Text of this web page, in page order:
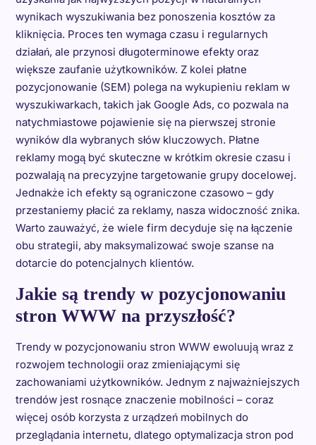
wynikach wyszukiwania bez ponoszenia kosztów za
kliknięcia. Proces ten wymaga czasu i regularnych
działań, ale przynosi długoterminowe efekty oraz
większe zaufanie użytkowników. Z kolei płatne
pozycjonowanie (SEM) polega na wykupieniu reklam w
wyszukiwarkach, takich jak Google Ads, co pozwala na
natychmiastowe pojawienie się na pierwszej stronie
wyników dla wybranych słów kluczowych. Płatne
reklamy mogą być skuteczne w krótkim okresie czasu i
pozwalają na precyzyjne targetowanie grupy docelowej.
Jednakże ich efekty są ograniczone czasowo – gdy
przestaniemy płacić za reklamy, nasza widoczność znika.
Warto zauważyć, że wiele firm decyduje się na łączenie
obu strategii, aby maksymalizować swoje szanse na
dotarcie do potencjalnych klientów.
Jakie są trendy w pozycjonowaniu
stron WWW na przyszłość?
Trendy w pozycjonowaniu stron WWW ewoluują wraz z
rozwojem technologii oraz zmieniającymi się
zachowaniami użytkowników. Jednym z najważniejszych
trendów jest rosnące znaczenie mobilności – coraz
więcej osób korzysta z urządzeń mobilnych do
przeglądania internetu, dlatego optymalizacja stron pod